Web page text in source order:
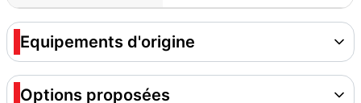
Equipements d'origine
Options proposées